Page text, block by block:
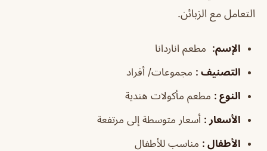
التعامل مع الزبائن.
الإسم: مطعم اناردانا
التصنيف : مجموعات/ أفراد
النوع : مطعم مأكولات هندية
الأسعار : أسعار متوسطة إلى مرتفعة
الأطفال : مناسب للأطفال